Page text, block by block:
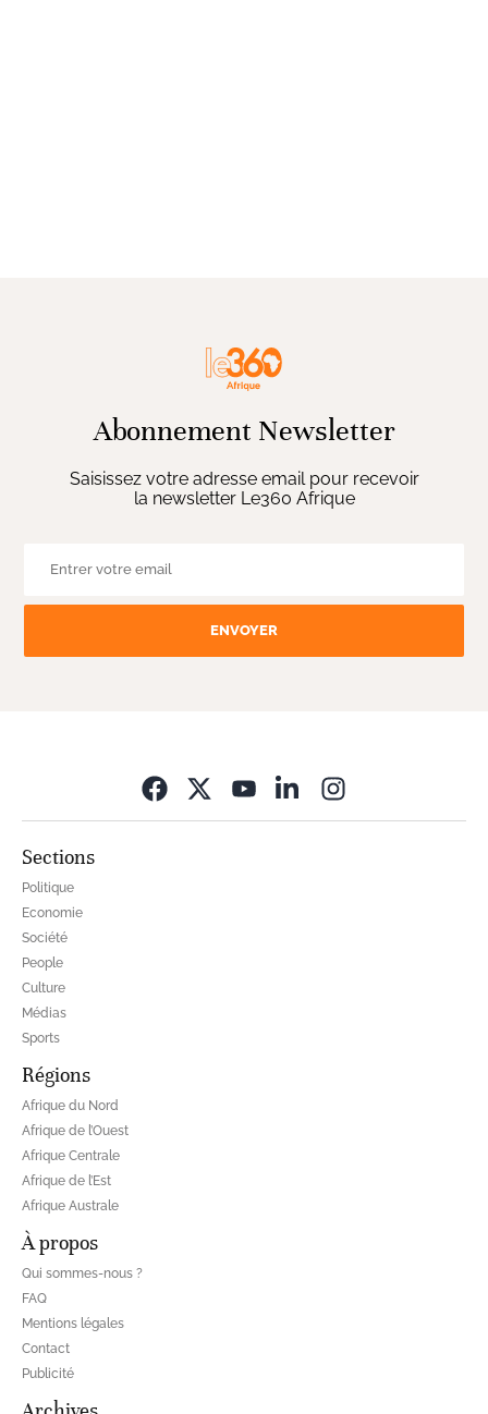
Abonnement Newsletter
Saisissez votre adresse email pour recevoir
la newsletter Le360 Afrique
ENVOYER
Sections
Politique
Economie
Société
People
Culture
Médias
Sports
Régions
Afrique du Nord
Afrique de l’Ouest
Afrique Centrale
Afrique de l’Est
Afrique Australe
À propos
Qui sommes-nous ?
FAQ
Mentions légales
Contact
Publicité